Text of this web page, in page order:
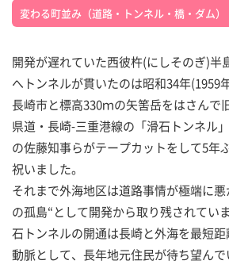
変わる町並み（道路・トンネル・橋・ダム）
開発が遅れていた西彼杵(にしそのぎ)半
へトンネルが貫いたのは昭和34年(1959
長崎市と標高330ｍの矢筈岳をはさんで
県道・長崎‐三重港線の「滑石トンネル
の佐藤知事らがテープカットをして5年
祝いました。
それまで外海地区は道路事情が極端に
の孤島“として開発から取り残されてい
石トンネルの開通は長崎と外海を最短
動脈として、長年地元住民が待ち望んで